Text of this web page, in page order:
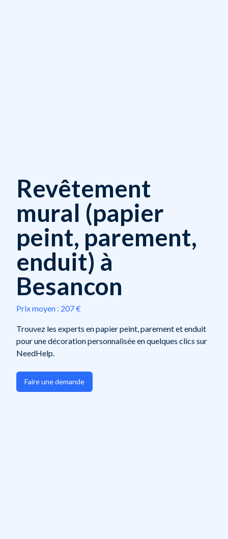
Revêtement
mural (papier
peint, parement,
enduit) à
Besancon
Prix moyen : 207 €
Trouvez les experts en papier peint, parement et enduit
pour une décoration personnalisée en quelques clics sur
NeedHelp.
Faire une demande